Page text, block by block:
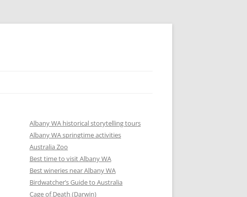
Albany WA historical storytelling tours
Albany WA springtime activities
Australia Zoo
Best time to visit Albany WA
Best wineries near Albany WA
Birdwatcher’s Guide to Australia
Cage of Death (Darwin)